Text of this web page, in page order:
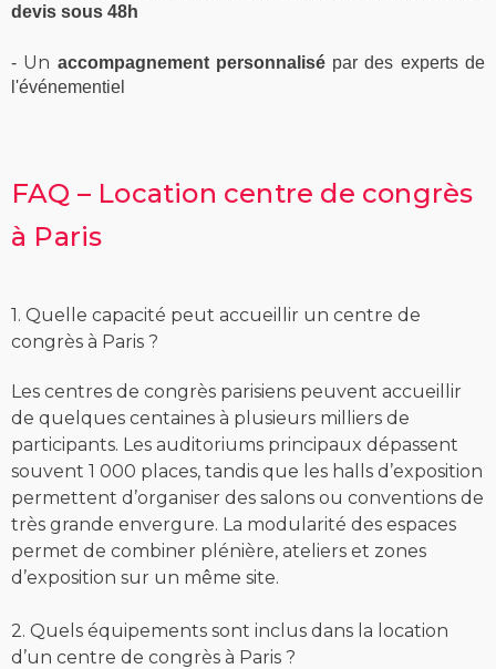
devis sous 48h
- Un accompagnement personnalisé par des experts de
l'événementiel
FAQ – Location centre de congrès
à Paris
1. Quelle capacité peut accueillir un centre de
congrès à Paris ?
Les centres de congrès parisiens peuvent accueillir
de quelques centaines à plusieurs milliers de
participants. Les auditoriums principaux dépassent
souvent 1 000 places, tandis que les halls d’exposition
permettent d’organiser des salons ou conventions de
très grande envergure. La modularité des espaces
permet de combiner plénière, ateliers et zones
d’exposition sur un même site.
2. Quels équipements sont inclus dans la location
d’un centre de congrès à Paris ?